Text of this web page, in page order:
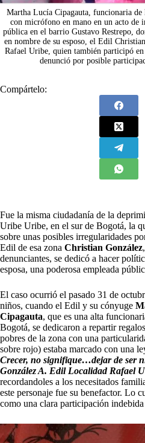
Martha Lucía Cipagauta, funcionaria de
con micrófono en mano en un acto de
pública en el barrio Gustavo Restrepo,
en nombre de su esposo, el Edil
Rafael Uribe, quien también participó
denunció por posible
Compártelo:
Fue la misma ciudadanía de la
Uribe Uribe, en el sur de Bogotá, la
sobre unas posibles irregularidades
Edil de esa zona Christian González
denunciantes, se dedicó a hacer
esposa, una poderosa empleada
El caso ocurrió el pasado 31 de
niños, cuando el Edil y su cónyuge
Cipagauta, que es una alta
Bogotá, se dedicaron a repartir
pobres de la zona con una
sobre rojo) estaba marcado con una
Crecer, no signifique…dejar de ser
González A. Edil Localidad Rafael
recordandoles a los necesitados
este personaje fue su benefactor. Lo
como una clara participación